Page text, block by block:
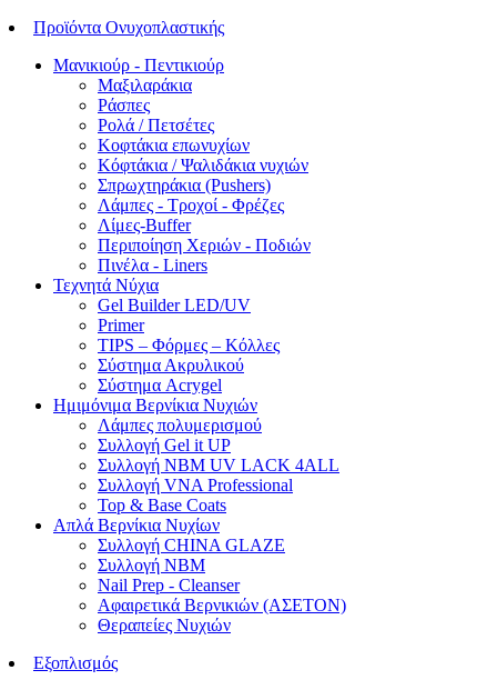
Προϊόντα Ονυχοπλαστικής
Μανικιούρ - Πεντικιούρ
Μαξιλαράκια
Ράσπες
Ρολά / Πετσέτες
Κοφτάκια επωνυχίων
Κόφτάκια / Ψαλιδάκια νυχιών
Σπρωχτηράκια (Pushers)
Λάμπες - Τροχοί - Φρέζες
Λίμες-Buffer
Περιποίηση Χεριών - Ποδιών
Πινέλα - Liners
Τεχνητά Νύχια
Gel Builder LED/UV
Primer
TIPS – Φόρμες – Κόλλες
Σύστημα Ακρυλικού
Σύστημα Acrygel
Ημιμόνιμα Βερνίκια Νυχιών
Λάμπες πολυμερισμού
Συλλογή Gel it UP
Συλλογή NBM UV LACK 4ALL
Συλλογή VNA Professional
Top & Base Coats
Απλά Βερνίκια Νυχίων
Συλλογή CHINA GLAZE
Συλλογή NBM
Nail Prep - Cleanser
Αφαιρετικά Βερνικιών (ΑΣΕΤΟΝ)
Θεραπείες Νυχιών
Εξοπλισμός